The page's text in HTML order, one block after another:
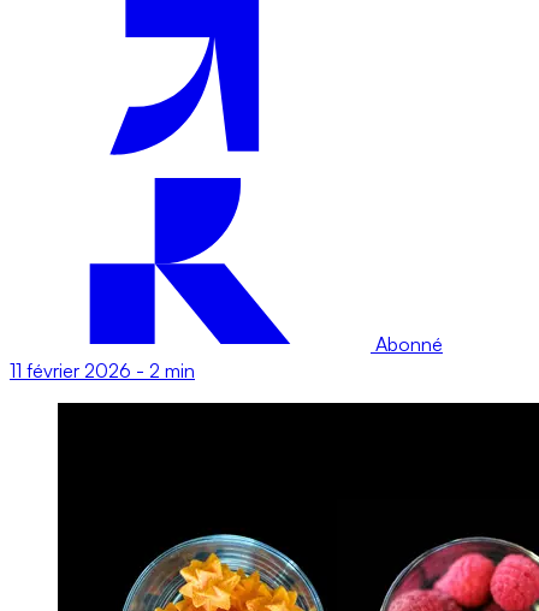
Abonné
11 février 2026 - 2 min